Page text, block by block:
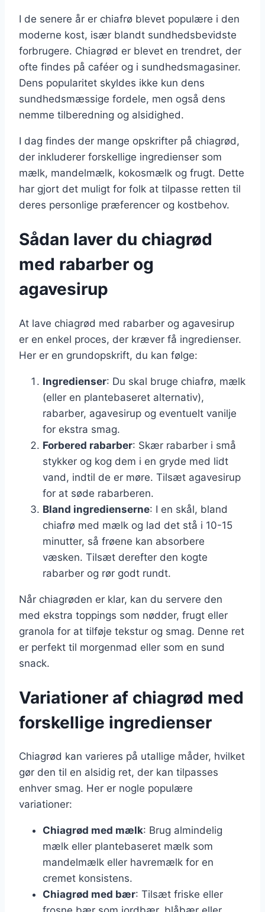
I de senere år er chiafrø blevet populære i den
moderne kost, især blandt sundhedsbevidste
forbrugere. Chiagrød er blevet en trendret, der
ofte findes på caféer og i sundhedsmagasiner.
Dens popularitet skyldes ikke kun dens
sundhedsmæssige fordele, men også dens
nemme tilberedning og alsidighed.
I dag findes der mange opskrifter på chiagrød,
der inkluderer forskellige ingredienser som
mælk, mandelmælk, kokosmælk og frugt. Dette
har gjort det muligt for folk at tilpasse retten til
deres personlige præferencer og kostbehov.
Sådan laver du chiagrød
med rabarber og
agavesirup
At lave chiagrød med rabarber og agavesirup
er en enkel proces, der kræver få ingredienser.
Her er en grundopskrift, du kan følge:
Ingredienser: Du skal bruge chiafrø, mælk
(eller en plantebaseret alternativ),
rabarber, agavesirup og eventuelt vanilje
for ekstra smag.
Forbered rabarber: Skær rabarber i små
stykker og kog dem i en gryde med lidt
vand, indtil de er møre. Tilsæt agavesirup
for at søde rabarberen.
Bland ingredienserne: I en skål, bland
chiafrø med mælk og lad det stå i 10-15
minutter, så frøene kan absorbere
væsken. Tilsæt derefter den kogte
rabarber og rør godt rundt.
Når chiagrøden er klar, kan du servere den
med ekstra toppings som nødder, frugt eller
granola for at tilføje tekstur og smag. Denne ret
er perfekt til morgenmad eller som en sund
snack.
Variationer af chiagrød med
forskellige ingredienser
Chiagrød kan varieres på utallige måder, hvilket
gør den til en alsidig ret, der kan tilpasses
enhver smag. Her er nogle populære
variationer:
Chiagrød med mælk: Brug almindelig
mælk eller plantebaseret mælk som
mandelmælk eller havremælk for en
cremet konsistens.
Chiagrød med bær: Tilsæt friske eller